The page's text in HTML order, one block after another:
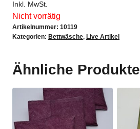
Inkl. MwSt.
Nicht vorrätig
Artikelnummer: 10119
Kategorien: Bettwäsche, Live Artikel
Ähnliche Produkte